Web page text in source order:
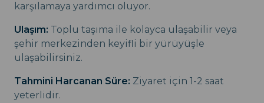
karşılamaya yardımcı oluyor.
Ulaşım: Toplu taşıma ile kolayca ulaşabilir veya
şehir merkezinden keyifli bir yürüyüşle
ulaşabilirsiniz.
Tahmini Harcanan Süre: Ziyaret için 1-2 saat
yeterlidir.